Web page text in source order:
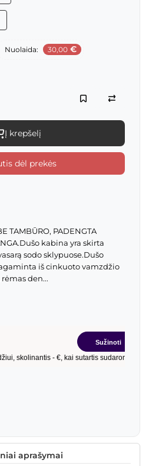
Nuolaida: 30,00 €
Į krepšelį
dėl prekės
TAMBŪRO, PADENGTA
kabina yra skirta
sodo sklypuose.Dušo
iš cinkuoto vamzdžio
den...
aprašymai